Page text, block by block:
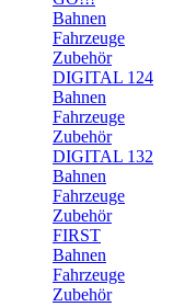
Bahnen
Fahrzeuge
Zubehör
DIGITAL 124
Bahnen
Fahrzeuge
Zubehör
DIGITAL 132
Bahnen
Fahrzeuge
Zubehör
FIRST
Bahnen
Fahrzeuge
Zubehör